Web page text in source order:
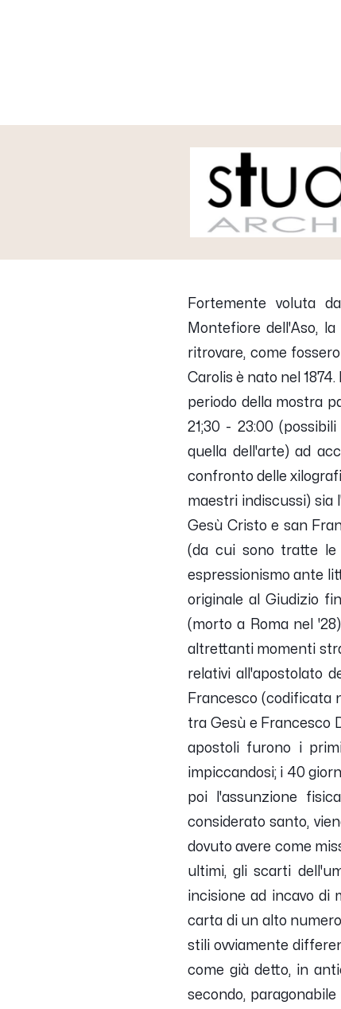
Fortemente voluta
Montefiore dell'Aso,
ritrovare, come
Carolis è nato nel
periodo della mostra
21;30 - 23:00
quella dell'arte) ad
confronto delle
maestri indiscussi) sia
Gesù Cristo e san
(da cui sono tratte le
espressionismo ante
originale al Giudizio
(morto a Roma nel
altrettanti momenti
relativi all'apostolato
Francesco (codificata
tra Gesù e Francesco
apostoli furono i
impiccandosi; i 40
poi l'assunzione
considerato santo,
dovuto avere come
ultimi, gli scarti
incisione ad incavo di
carta di un alto
stili ovviamente
come già detto, in
secondo,